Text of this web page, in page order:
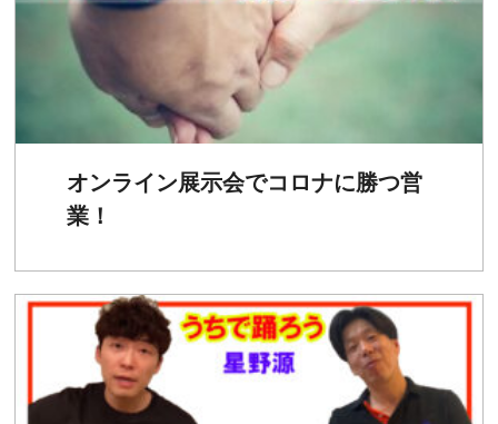
オンライン展示会でコロナに勝つ営
業！